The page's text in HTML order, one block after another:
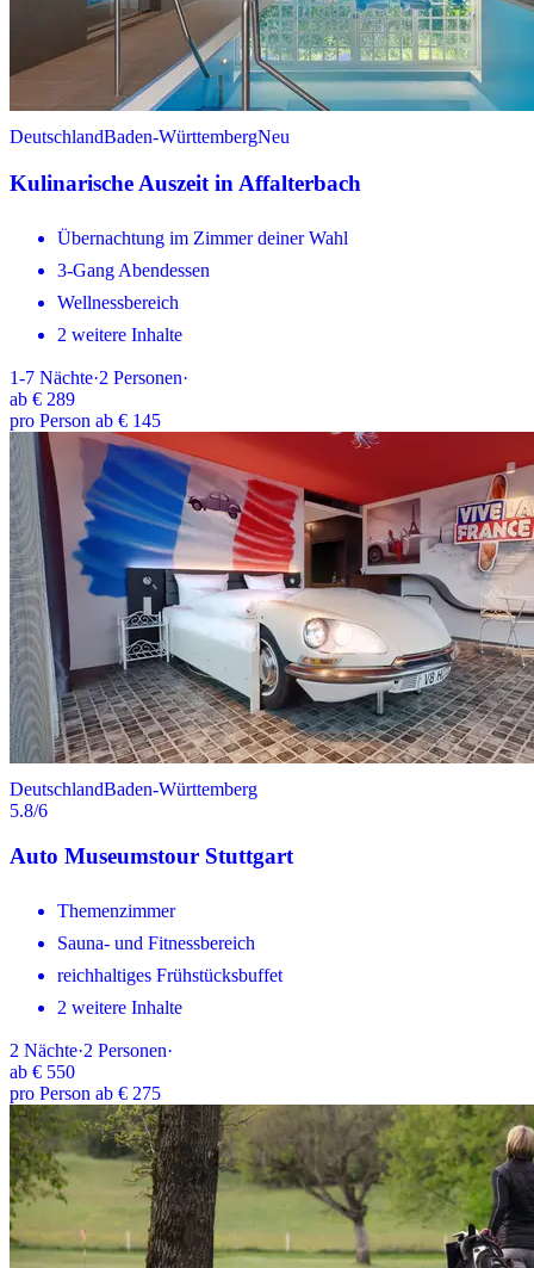
DeutschlandBaden-WürttembergNeu
Kulinarische Auszeit in Affalterbach
Übernachtung im Zimmer deiner Wahl
3-Gang Abendessen
Wellnessbereich
2 weitere Inhalte
1-7 Nächte·2 Personen·
ab € 289
pro Person ab € 145
DeutschlandBaden-Württemberg
5.8/6
Auto Museumstour Stuttgart
Themenzimmer
Sauna- und Fitnessbereich
reichhaltiges Frühstücksbuffet
2 weitere Inhalte
2 Nächte·2 Personen·
ab € 550
pro Person ab € 275